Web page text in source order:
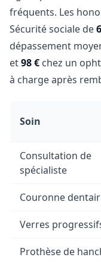
fréquents. Les
Sécurité sociale de
dépassement
et98 € chez un
à charge après
Soin
Consultation de
spécialiste
Couronne
Verres
Prothèse de